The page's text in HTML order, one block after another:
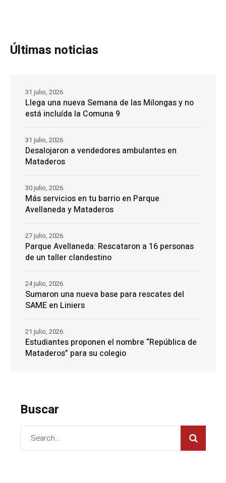
Últimas noticias
Llega una nueva Semana de las Milongas y no
está incluída la Comuna 9
31 julio, 2026
Desalojaron a vendedores ambulantes en
Mataderos
31 julio, 2026
Más servicios en tu barrio en Parque
Avellaneda y Mataderos
30 julio, 2026
Parque Avellaneda: Rescataron a 16 personas
de un taller clandestino
27 julio, 2026
Sumaron una nueva base para rescates del
SAME en Liniers
24 julio, 2026
Estudiantes proponen el nombre “República de
Mataderos” para su colegio
21 julio, 2026
Buscar